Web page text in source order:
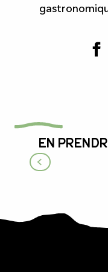
En
Un petit tour